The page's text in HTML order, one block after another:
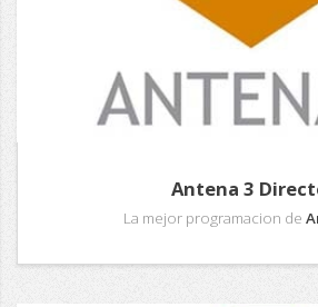
Antena 3
La mejor programacion de